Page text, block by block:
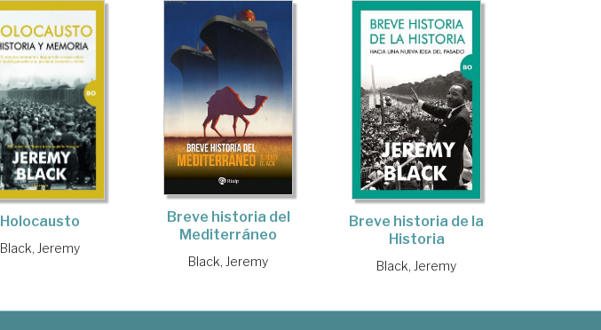
Holocausto
Black, Jeremy
Breve historia del
Mediterráneo
Black, Jeremy
Breve historia de la
Historia
Black, Jeremy